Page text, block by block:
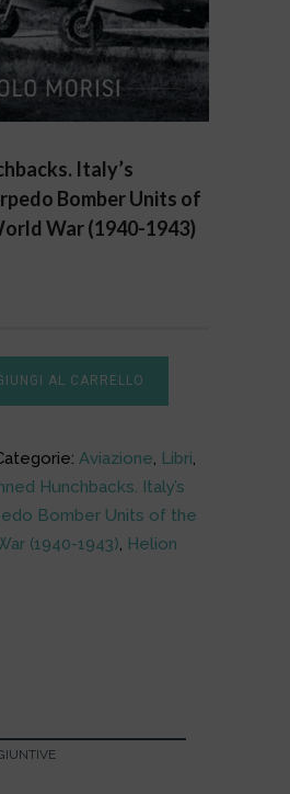
Italy’s
Bomber Units of
War (1940-1943)
AL CARRELLO
Aviazione, Libri,
Hunchbacks. Italy’s
Bomber Units of the
(1940-1943), Helion